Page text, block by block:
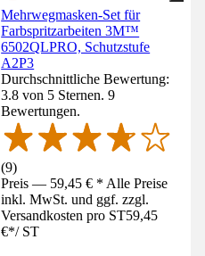
Mehrwegmasken-Set für
Farbspritzarbeiten 3M™
6502QLPRO, Schutzstufe
A2P3
Durchschnittliche Bewertung:
3.8 von 5 Sternen. 9
Bewertungen.
(9)
Preis — 59,45 € * Alle Preise
inkl. MwSt. und ggf. zzgl.
Versandkosten pro ST59,45
€*/ ST